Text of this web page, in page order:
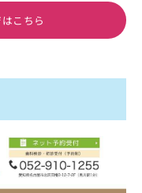
こちら